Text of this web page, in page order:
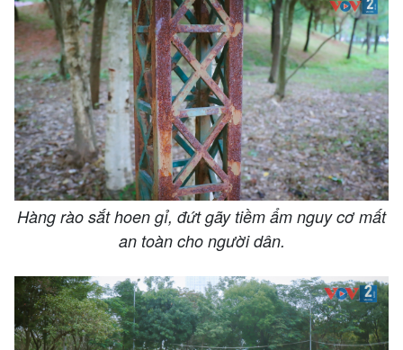
Hàng rào sắt hoen gỉ, đứt gãy tiềm ẩm nguy cơ mất
an toàn cho người dân.